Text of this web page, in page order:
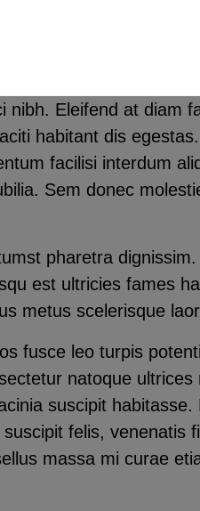
natoque montes
nibh. Eleifend at diam
habitant dis
facilisi interdum
Sem donec
pharetra
est ultricies fames
metus scelerisque
fusce leo turpis
natoque ultrices
suscipit habitasse.
felis, venenatis
massa mi curae